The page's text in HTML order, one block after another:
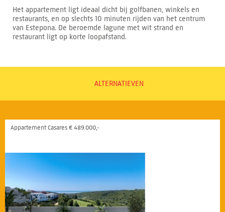
Het appartement ligt ideaal dicht bij golfbanen, winkels en
restaurants, en op slechts 10 minuten rijden van het centrum
van Estepona. De beroemde lagune met wit strand en
restaurant ligt op korte loopafstand.
ALTERNATIEVEN
Appartement Casares € 489.000,-